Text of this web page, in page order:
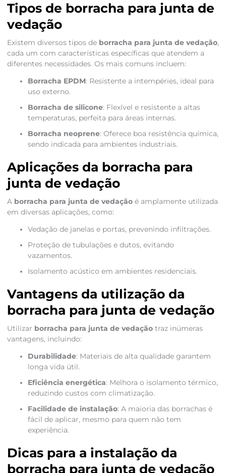
Tipos de borracha para junta de
vedação
Existem diversos tipos de borracha para junta de vedação,
cada um com características específicas que atendem a
diferentes necessidades. Os mais comuns incluem:
Borracha EPDM: Resistente a intempéries, ideal para
uso externo.
Borracha de silicone: Flexível e resistente a altas
temperaturas, perfeita para áreas internas.
Borracha neoprene: Oferece boa resistência química,
sendo indicada para ambientes industriais.
Aplicações da borracha para
junta de vedação
A borracha para junta de vedaçãoé amplamente utilizada
em diversas aplicações, como:
Vedação de janelas e portas, prevenindo infiltrações.
Proteção de tubulações e dutos, evitando
vazamentos.
Isolamento acústico em ambientes residenciais.
Vantagens da utilização da
borracha para junta de vedação
Utilizar borracha para junta de vedaçãotraz inúmeras
vantagens, incluindo:
Durabilidade: Materiais de alta qualidade garantem
longa vida útil.
Eficiência energética: Melhora o isolamento térmico,
reduzindo custos com climatização.
Facilidade de instalação: A maioria das borrachas é
fácil de aplicar, mesmo para quem não tem
experiência.
Dicas para a instalação da
borracha para junta de vedação